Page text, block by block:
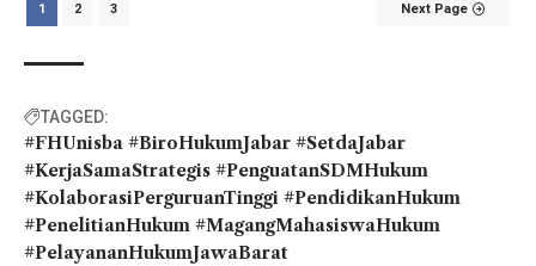
1 2 3 Next Page
TAGGED:
#FHUnisba #BiroHukumJabar #SetdaJabar
#KerjaSamaStrategis #PenguatanSDMHukum
#KolaborasiPerguruanTinggi #PendidikanHukum
#PenelitianHukum #MagangMahasiswaHukum
#PelayananHukumJawaBarat